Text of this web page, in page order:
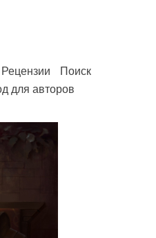
Рецензии
Поиск
для авторов